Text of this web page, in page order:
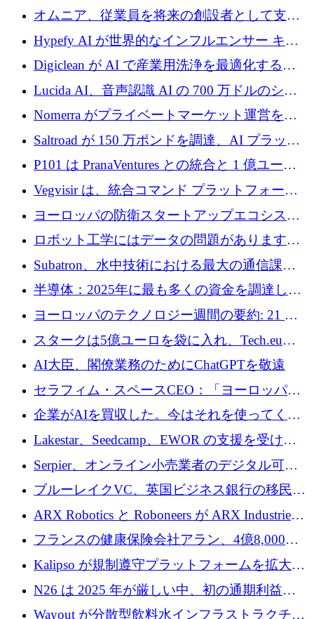
ルの資金を調達、ロンドン事務所を開設
オムニア、従業員を将来の創設者として支援
するために Firedrop でファンドを立ち上げる
Hypefy AI が世界的なインフルエンサー キャ
ンペーンを自動化するためにシリーズ A で
720 万ドルを調達
Digiclean が AI で産業用洗浄を最適化するた
めに 250 万ユーロを調達
Lucida AI、音声認識 AI の 700 万ドルのシー
ドラウンドを終了
Nomerra がプライベートマーケット運営を自
動化するために 200 万ドルを調達
Saltroad が 150 万ポンドを調達、AI プラット
フォーム Ogma を買収して子ども向け言語療
P101 は PranaVentures との統合と 1 億ユーロ
のファンドによりシード投資に拡大
Vegvisir は、統合コマンド プラットフォーム
を通じて関連する無人システムを接続するた
めの資金を調達します
ヨーロッパの防衛スタートアップエコシステ
ムとなったハッカソン
ロボット工学にはデータの問題があります。
Macrodata Labs はそれを解決したいと考えて
Subatron、水中技術における最大の通信課題
の 1 つに取り組むために 16 万 2,000 ユーロを
半導体：2025年に最も多くの資金を調達した
10社
ヨーロッパのテクノロジー週間の要約: 21 億
ユーロの取引と Tech.eu Funding Explorer
スタークは5億ユーロを袋に入れ、Tech.eu
Funding Explorerの立ち上げ、そしてルクセン
ブルクの大きな野望
AI大臣、閣僚業務のためにChatGPTを敬遠
セラフィム・スペースCEO：「ヨーロッパは
追いつきつつある」
企業がAIを買収した。今はそれを使ってくれ
る人々が必要です
Lakestar、Seedcamp、EWOR の支援を受け、
SE3 が自律システム用の空間 AI プラットフォ
ームを発表
Serpier、オンライン小売業者のデジタル可視
性向上を支援するために 140 万ユーロを調達
ブルーレイクVC、英国ビジネス銀行の移民主
導スタートアップ支援で初のファンド獲得に
ARX Robotics と Roboneers が ARX Industries
を設立し、無人地上車両の生産を拡大
フランスの健康保険会社アラン、4億8,000万
ユーロの資金調達ラウンドで合意
Kalipso が規制遵守プラットフォームを拡大す
るために 320 万ドルを調達
N26 は 2025 年が厳しい中、初の通期利益を
達成
Wayout が分散型飲料水インフラストラクチャ